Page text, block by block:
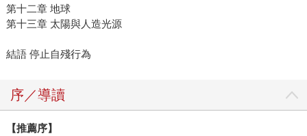
第十二章 地球
第十三章 太陽與人造光源
結語 停止自殘行為
序／導讀
【推薦序】